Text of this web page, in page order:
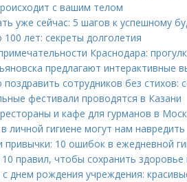
с вашим телом
уже сейчас: 5 шагов к успешному
лет: секреты долголетия
Краснодара:
предлагают интерактивные
поздравить сотрудников без стихов:
фестивали проводятся в Казани
и кафе для гурманов в
личной гигиене могут нам навредить
привычки: 10 ошибок в ежедневной
правил, чтобы сохранить здоровье
днем рождения учреждения: